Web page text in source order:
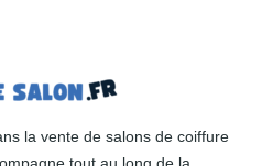
la vente de salons de coiffure